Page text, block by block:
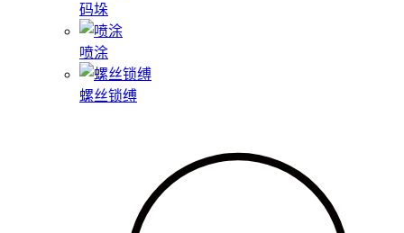
码垛
喷涂
螺丝锁缚